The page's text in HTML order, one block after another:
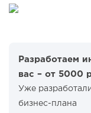
Разработаем
вас – от 5000
Уже
бизнес-плана